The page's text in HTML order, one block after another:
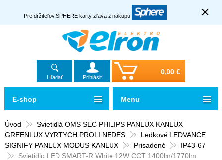
Pre držiteľov SPHERE karty zľava z nákupu ×
Hľadať Prihlásiť
0,00 €
Úvod
Svietidlá OMS SEC PHILIPS PANLUX KANLUX
GREENLUX VYRTYCH PROLI NEDES
Ledkové LEDVANCE
SIGNIFY PANLUX MODUS KANLUX
Prisadené
IP43-67
Svietidlo LED SMART-R White 12W CCT 1400lm/1770lm
E-shop Menu